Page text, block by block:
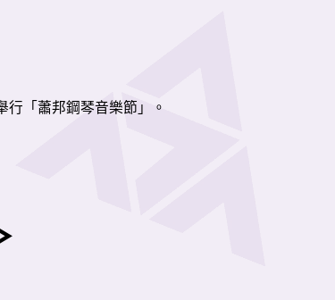
「蕭邦鋼琴音樂節」。